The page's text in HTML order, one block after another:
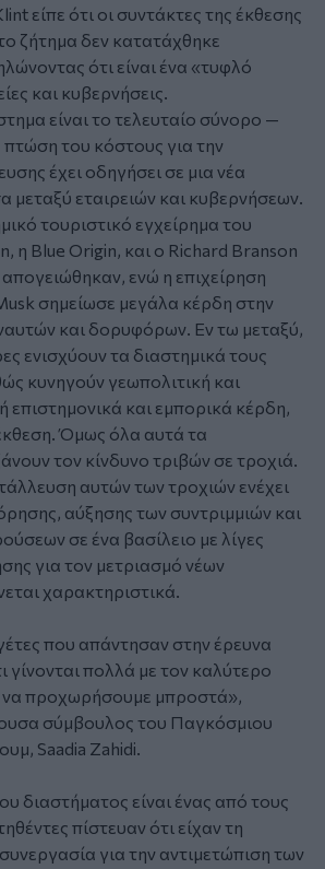
είπε ότι οι συντάκτες της έκθεσης
ζήτημα δεν κατατάχθηκε
ότι είναι ένα «τυφλό
και κυβερνήσεις.
είναι το τελευταίο σύνορο —
πτώση του κόστους για την
έχει οδηγήσει σε μια νέα
μεταξύ εταιρειών και κυβερνήσεων.
τουριστικό εγχείρημα του
η Blue Origin, και ο Richard Branson
ενώ η επιχείρηση
σημείωσε μεγάλα κέρδη στην
και δορυφόρων. Εν τω μεταξύ,
ενισχύουν τα διαστημικά τους
κυνηγούν γεωπολιτική και
επιστημονικά και εμπορικά κέρδη,
Όμως όλα αυτά τα
τον κίνδυνο τριβών σε τροχιά.
αυτών των τροχιών ενέχει
αύξησης των συντριμμιών και
σε ένα βασίλειο με λίγες
για τον μετριασμό νέων
χαρακτηριστικά.
που απάντησαν στην έρευνα
γίνονται πολλά με τον καλύτερο
να προχωρήσουμε μπροστά»,
σύμβουλος του Παγκόσμιου
Saadia Zahidi.
διαστήματος είναι ένας από τους
πίστευαν ότι είχαν τη
για την αντιμετώπιση των